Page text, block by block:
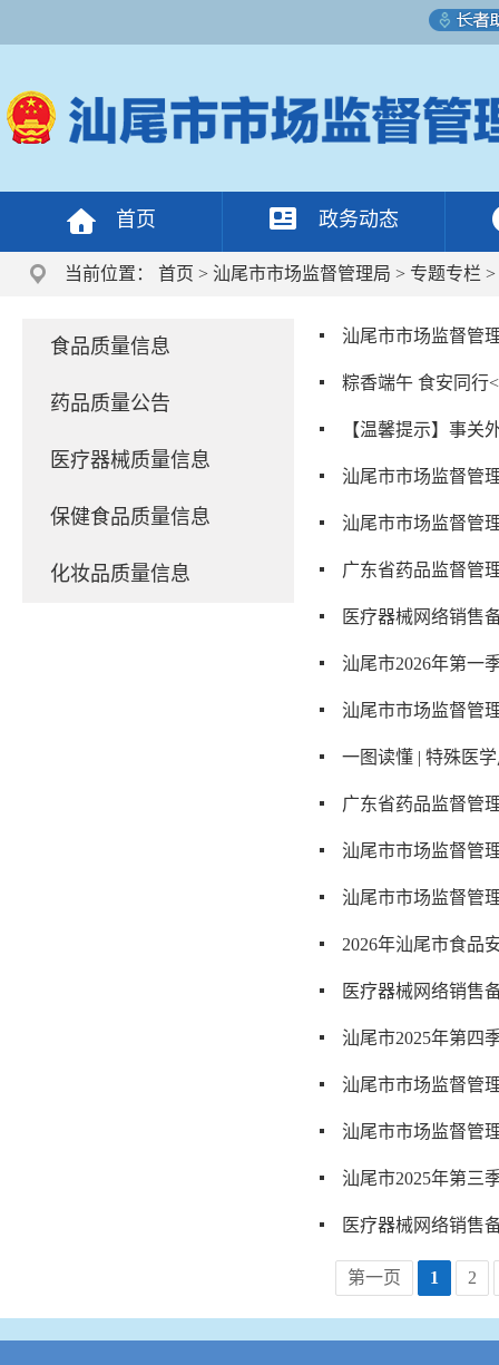
首页 政务动态
当前位置： 首页 > 汕尾市市场监督管理局 > 专题专栏 >
食品质量信息
药品质量公告
医疗器械质量信息
保健食品质量信息
化妆品质量信息
汕尾市市场监督管
粽香端午 食安同
【温馨提示】事关
汕尾市市场监督管
汕尾市市场监督管
广东省药品监督管
医疗器械网络销售
汕尾市2026年第一
汕尾市市场监督管
一图读懂 | 特殊医
广东省药品监督管
汕尾市市场监督管
汕尾市市场监督管
2026年汕尾市食品
医疗器械网络销售
汕尾市2025年第四
汕尾市市场监督管
汕尾市市场监督管
汕尾市2025年第三
医疗器械网络销售
第一页 1 2